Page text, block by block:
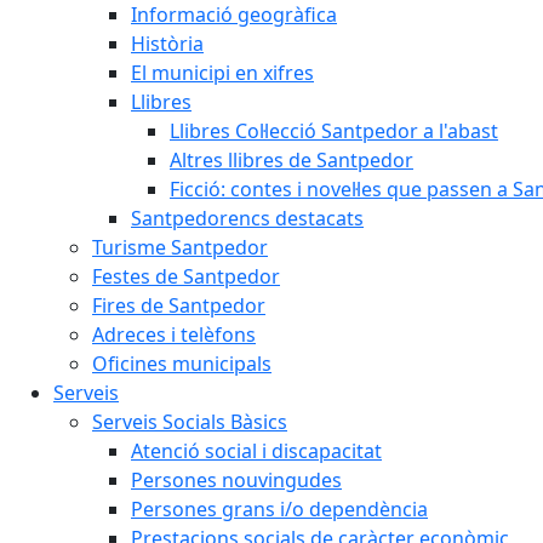
Informació geogràfica
Història
El municipi en xifres
Llibres
Llibres Col·lecció Santpedor a l'abast
Altres llibres de Santpedor
Ficció: contes i novel·les que passen a
Santpedorencs destacats
Turisme Santpedor
Festes de Santpedor
Fires de Santpedor
Adreces i telèfons
Oficines municipals
Serveis
Serveis Socials Bàsics
Atenció social i discapacitat
Persones nouvingudes
Persones grans i/o dependència